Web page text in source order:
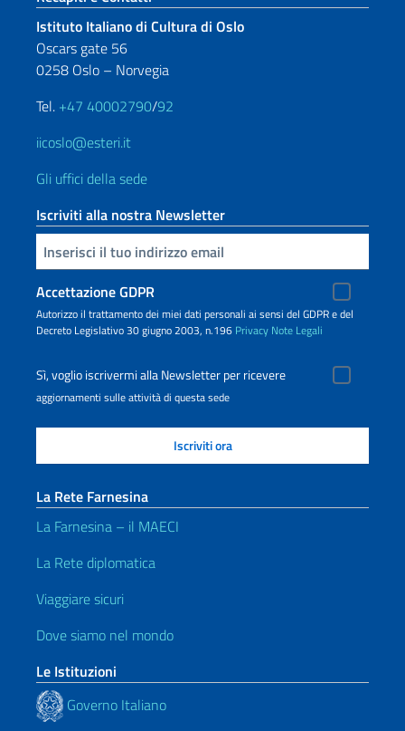
Istituto Italiano di Cultura di Oslo
Oscars gate 56
0258 Oslo – Norvegia
Tel. +47 40002790/92
iicoslo@esteri.it
Gli uffici della sede
Iscriviti alla nostra Newsletter
Inserisci la tua email
Accettazione GDPR
Autorizzo il trattamento dei miei dati personali ai sensi del GDPR e del
Decreto Legislativo 30 giugno 2003, n.196 Privacy Note Legali
Sì, voglio iscrivermi alla Newsletter per ricevere
aggiornamenti sulle attività di questa sede
La Rete Farnesina
La Farnesina – il MAECI
La Rete diplomatica
Viaggiare sicuri
Dove siamo nel mondo
Le Istituzioni
Governo Italiano